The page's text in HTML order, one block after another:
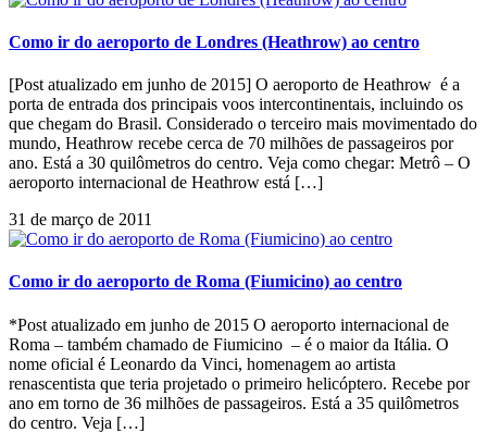
Como ir do aeroporto de Londres (Heathrow) ao centro
[Post atualizado em junho de 2015] O aeroporto de Heathrow é a
porta de entrada dos principais voos intercontinentais, incluindo os
que chegam do Brasil. Considerado o terceiro mais movimentado do
mundo, Heathrow recebe cerca de 70 milhões de passageiros por
ano. Está a 30 quilômetros do centro. Veja como chegar: Metrô – O
aeroporto internacional de Heathrow está […]
31 de março de 2011
Como ir do aeroporto de Roma (Fiumicino) ao centro
*Post atualizado em junho de 2015 O aeroporto internacional de
Roma – também chamado de Fiumicino – é o maior da Itália. O
nome oficial é Leonardo da Vinci, homenagem ao artista
renascentista que teria projetado o primeiro helicóptero. Recebe por
ano em torno de 36 milhões de passageiros. Está a 35 quilômetros
do centro. Veja […]